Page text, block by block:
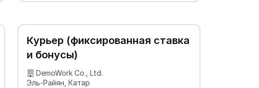
Курьер (фиксированная ставка
и бонусы)
DemoWork Co., Ltd.
Эль-Райян, Катар